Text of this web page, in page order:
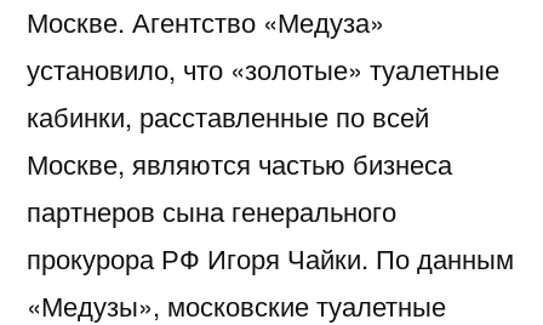
Москве. Агентство «Медуза»
установило, что «золотые» туалетные
кабинки, расставленные по всей
Москве, являются частью бизнеса
партнеров сына генерального
прокурора РФ Игоря Чайки. По данным
«Медузы», московские туалетные